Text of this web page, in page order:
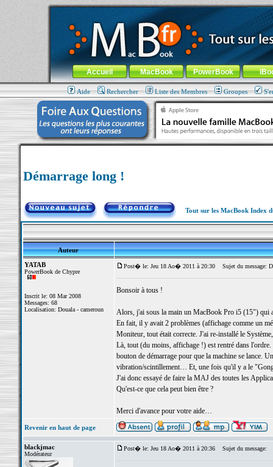
MacBook-fr.com : 100% Apple... 100% nomade !
Aller au contenu-Aller au menu général-Aller au menu de
Menu général
Accueil MacBook PowerBook
Aide Rechercher Liste des Membres Groupes
Démarrage long !
Tout sur les MacBook Index
Auteur
YATAB
PowerBook de Chypre
Inscrit le: 08 Mar 2008
Messages: 68
Localisation: Douala - cameroun
Post� le: Jeu 18 Ao� 2011 à 20:30 Sujet du message:
Bonsoir à tous !
Alors, j'ai sous la main un MacBook Pro i5 (15") qui
En fait, il y avait 2 problèmes (affichage comme un
Moniteur, tout était correcte. J'ai re-installé le
Là, tout (du moins, affichage !) est rentré dans
bouton de démarrage pour que la machine se lance.
vibration/scintillement… Et, une fois qu'il y a le
J'ai donc essayé de faire la MAJ des toutes les
Qu'est-ce que cela peut bien être ?
Merci d'avance pour votre aide…
Revenir en haut de page
blackjmac
Modérateur
Post� le: Jeu 18 Ao� 2011 à 20:36 Sujet du message: